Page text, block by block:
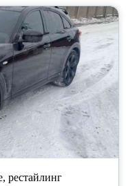
рестайлинг